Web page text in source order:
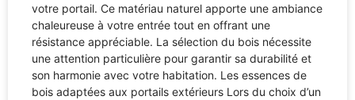
votre portail. Ce matériau naturel apporte une ambiance
chaleureuse à votre entrée tout en offrant une
résistance appréciable. La sélection du bois nécessite
une attention particulière pour garantir sa durabilité et
son harmonie avec votre habitation. Les essences de
bois adaptées aux portails extérieurs Lors du choix d’un